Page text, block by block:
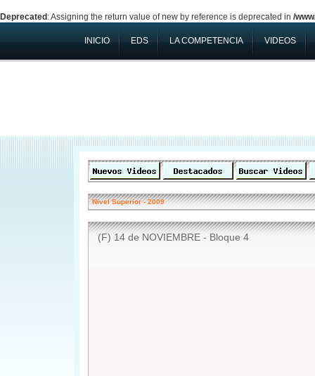
Deprecated : Assigning the return value of new by reference is deprecated in /
INICIO EDS LA COMPETENCIA VIDEOS
Nivel Superior-2009
(F) 14 de NOVIEMBRE - Bloque 4